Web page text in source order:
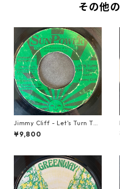
その他
Jimmy Cliff - Let's Turn The
Table【7-21999】
¥9,800